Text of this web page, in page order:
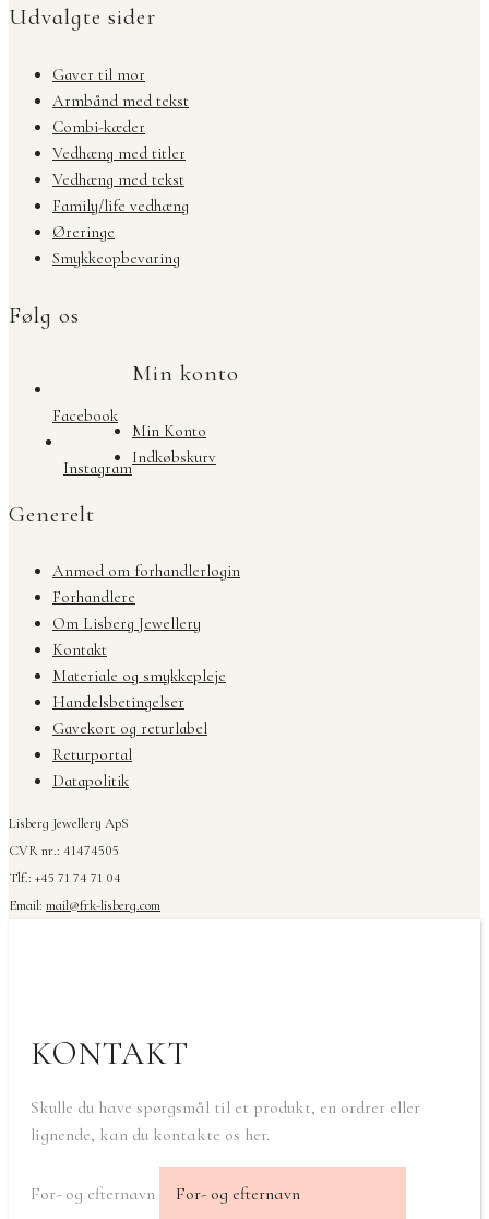
Udvalgte sider
Gaver til mor
Armbånd med tekst
Combi-kæder
Vedhæng med titler
Vedhæng med tekst
Family/life vedhæng
Øreringe
Smykkeopbevaring
Følg os
Facebook
Instagram
Min konto
Min Konto
Indkøbskurv
Generelt
Anmod om forhandlerlogin
Forhandlere
Om Lisberg Jewellery
Kontakt
Materiale og smykkepleje
Handelsbetingelser
Gavekort og returlabel
Returportal
Datapolitik
Lisberg Jewellery ApS
CVR nr.: 41474505
Tlf.: +45 71 74 71 04
Email: mail@frk-lisberg.com
KONTAKT
Skulle du have spørgsmål til et produkt, en ordrer eller
lignende, kan du kontakte os her.
For- og efternavn